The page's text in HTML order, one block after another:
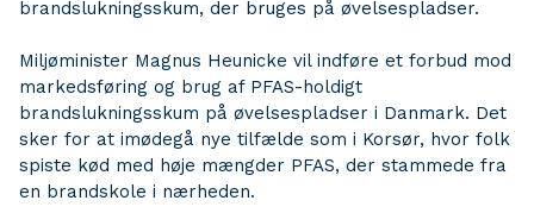
brandslukningsskum, der bruges på øvelsespladser.
Miljøminister Magnus Heunicke vil indføre et forbud mod
markedsføring og brug af PFAS-holdigt
brandslukningsskum på øvelsespladser i Danmark. Det
sker for at imødegå nye tilfælde som i Korsør, hvor folk
spiste kød med høje mængder PFAS, der stammede fra
en brandskole i nærheden.